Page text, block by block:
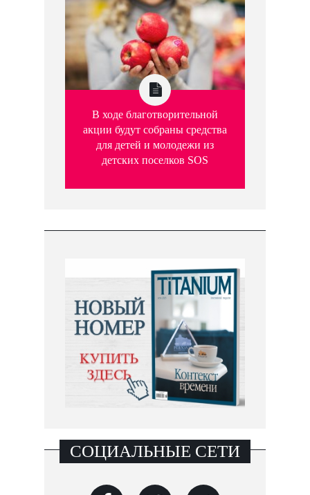
В ходе благотворительной
акции будут собраны средства
для детей и молодежи из
детских поселков SOS
СОЦИАЛЬНЫЕ СЕТИ